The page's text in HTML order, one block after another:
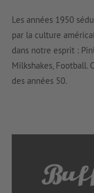
Les années 1950
par la culture
dans notre esprit :
Milkshakes, Football.
des années 50.